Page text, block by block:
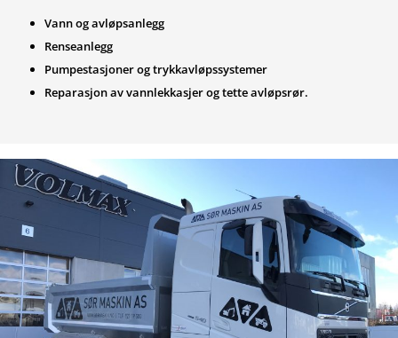
Vann og avløpsanlegg
Renseanlegg
Pumpestasjoner og trykkavløpssystemer
Reparasjon av vannlekkasjer og tette avløpsrør.